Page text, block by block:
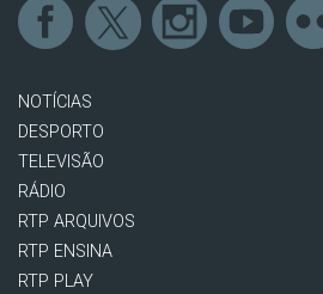
NOTÍCIAS
DESPORTO
TELEVISÃO
RÁDIO
RTP ARQUIVOS
RTP ENSINA
RTP PLAY